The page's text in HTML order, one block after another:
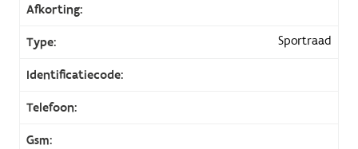
Afkorting:
Type: Sportraad
Identificatiecode:
Telefoon:
Gsm: